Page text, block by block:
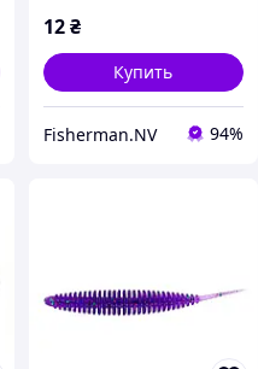
12₴
Купить
Fisherman.NV 94%